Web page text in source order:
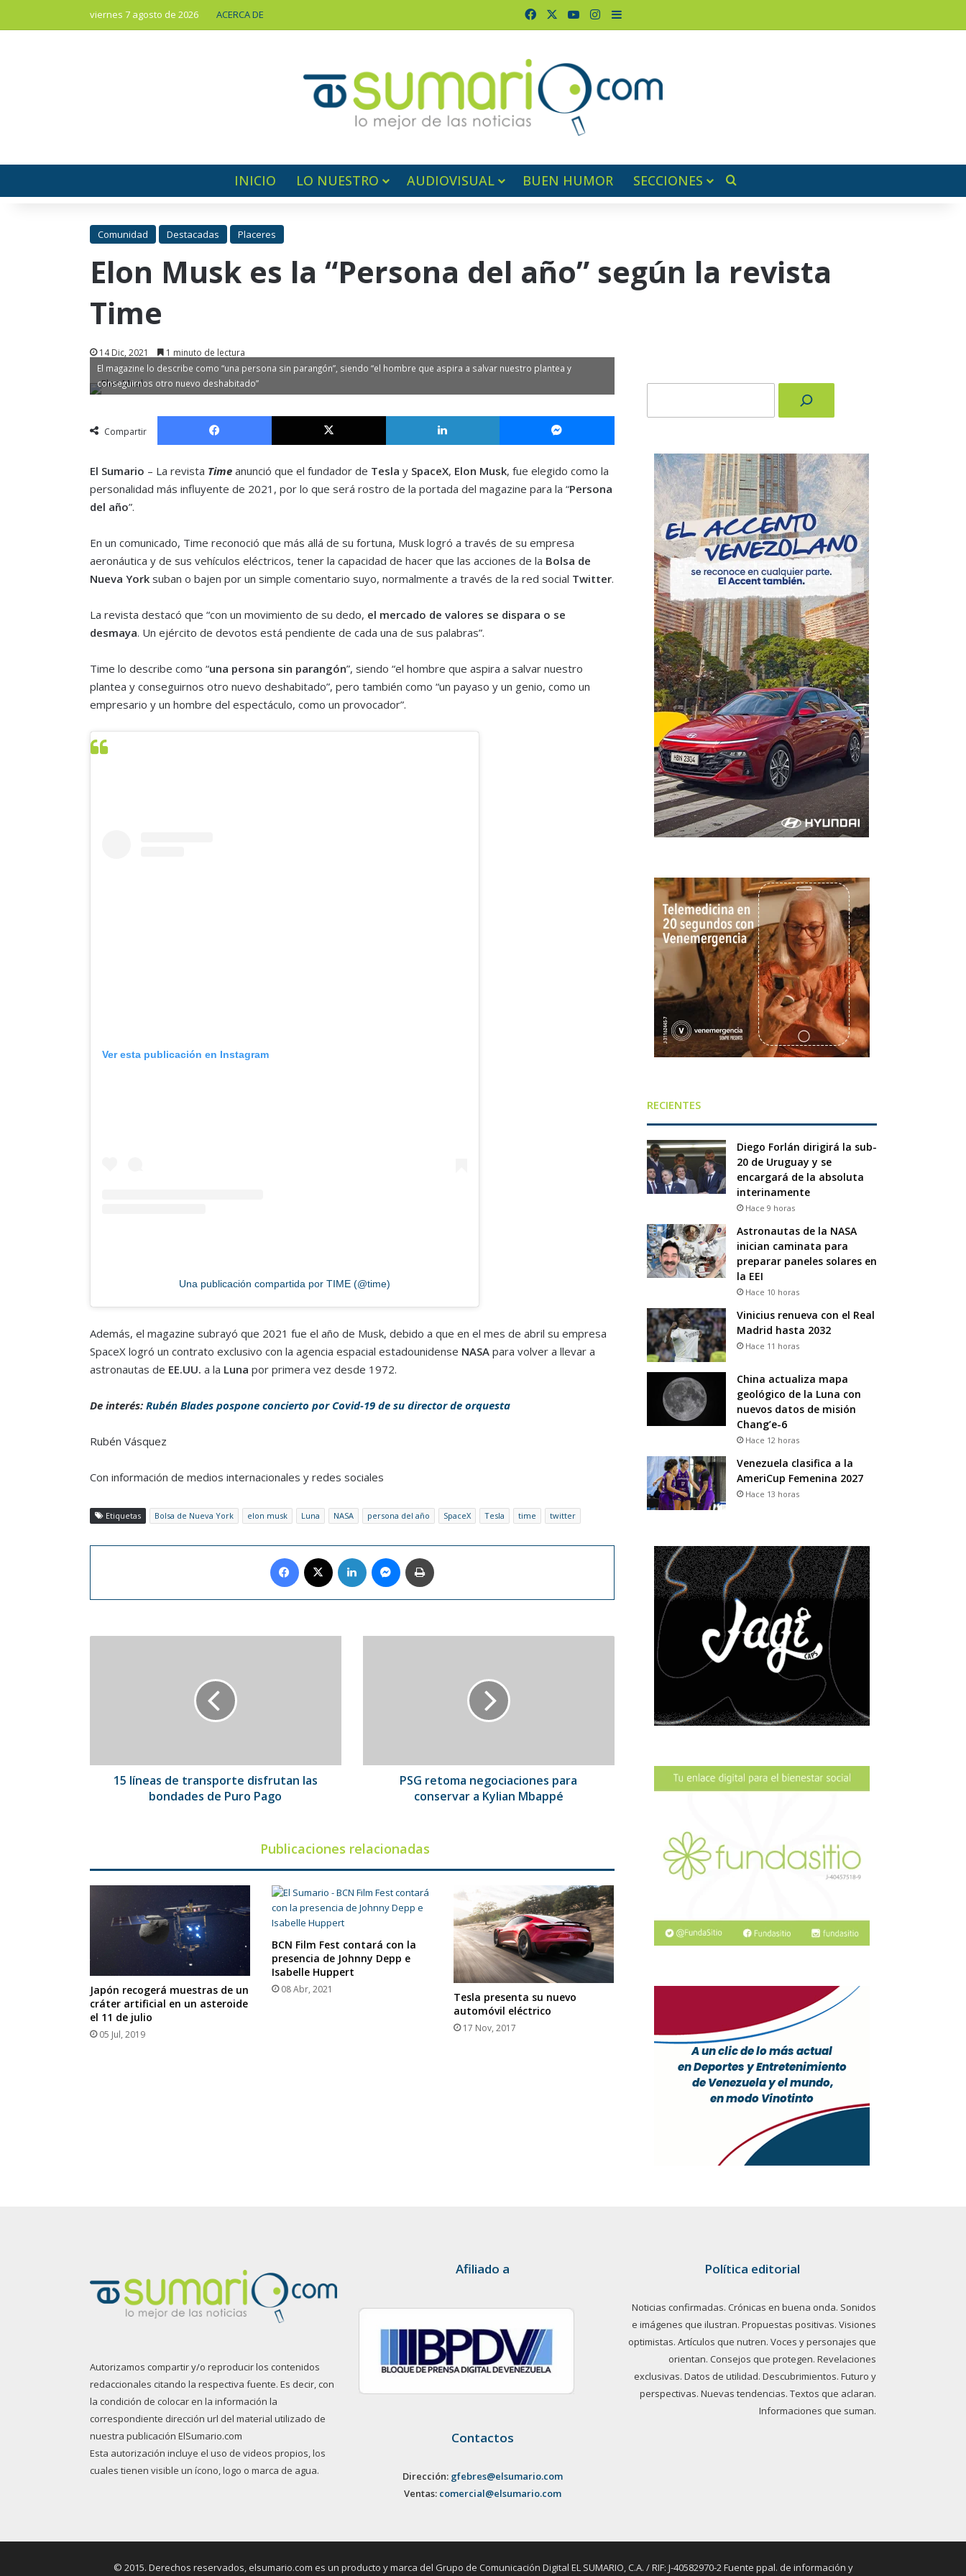
viernes 7 agosto de 2026 ACERCA DE FacebookYouTubeInstagram
Barra lateral
INICIO LO NUESTRO AUDIOVISUAL BUEN HUMOR SECCIONES
Comunidad Destacadas Placeres
Elon Musk es la “Persona del año” según la revista
Time
14 Dic, 2021 1 minuto de lectura
El magazine lo describe como “una persona sin parangón”, siendo “el hombre que aspira a salvar nuestro plantea y
conseguirnos otro nuevo deshabitado”
Compartir
Facebook X LinkedIn Messenger
El Sumario – La revista Timeanunció que el fundador de Tesla y SpaceX, Elon Musk, fue elegido como la
personalidad más influyente de 2021, por lo que será rostro de la portada del magazine para la “Persona
del año”.
En un comunicado, Time reconoció que más allá de su fortuna, Musk logró a través de su empresa
aeronáutica y de sus vehículos eléctricos, tener la capacidad de hacer que las acciones de la Bolsa de
Nueva Yorksuban o bajen por un simple comentario suyo, normalmente a través de la red social Twitter.
La revista destacó que “con un movimiento de su dedo, el mercado de valores se dispara o se
desmaya. Un ejército de devotos está pendiente de cada una de sus palabras”.
Time lo describe como “una persona sin parangón”, siendo “el hombre que aspira a salvar nuestro
plantea y conseguirnos otro nuevo deshabitado”, pero también como “un payaso y un genio, como un
empresario y un hombre del espectáculo, como un provocador”.
Ver esta publicación en Instagram
Una publicación compartida por TIME (@time)
Además, el magazine subrayó que 2021 fue el año de Musk, debido a que en el mes de abril su empresa
SpaceX logró un contrato exclusivo con la agencia espacial estadounidense NASApara volver a llevar a
astronautas de EE.UU. a la Luna por primera vez desde 1972.
De interés: Rubén Blades pospone concierto por Covid-19 de su director de orquesta
Rubén Vásquez
Con información de medios internacionales y redes sociales
Etiquetas Bolsa de Nueva York elon musk Luna NASA persona del año SpaceX Tesla time twitter
Facebook LinkedIn Messenger
Puro
15 líneas de transporte disfrutan las
bondades de Puro Pago
PSG retoma negociaciones para
conservar a Kylian Mbappé
Publicaciones relacionadas
Japón recogerá muestras de un
cráter artificial en un asteroide
el 11 de julio
05 Jul, 2019
BCN Film Fest contará con la
presencia de Johnny Depp e
Isabelle Huppert
08 Abr, 2021
Tesla presenta su nuevo
automóvil eléctrico
17 Nov, 2017
RECIENTES
Diego Forlán dirigirá la sub-
20 de Uruguay y se
encargará de la absoluta
interinamente
Hace 9 horas
Astronautas de la NASA
inician caminata para
preparar paneles solares en
la EEI
Hace 10 horas
Vinicius renueva con el Real
Madrid hasta 2032
Hace 11 horas
China actualiza mapa
geológico de la Luna con
nuevos datos de misión
Chang’e-6
Hace 12 horas
Venezuela clasifica a la
AmeriCup Femenina 2027
Hace 13 horas
Autorizamos compartir y/o reproducir los contenidos
redaccionales citando la respectiva fuente. Es decir, con
la condición de colocar en la información la
correspondiente dirección url del material utilizado de
nuestra publicación ElSumario.com
Esta autorización incluye el uso de videos propios, los
cuales tienen visible un ícono, logo o marca de agua.
Afiliado a
Contactos
Dirección: gfebres@elsumario.com
Ventas: comercial@elsumario.com
Política editorial
Noticias confirmadas. Crónicas en buena onda. Sonidos
e imágenes que ilustran. Propuestas positivas. Visiones
optimistas. Artículos que nutren. Voces y personajes que
orientan. Consejos que protegen. Revelaciones
exclusivas. Datos de utilidad. Descubrimientos. Futuro y
perspectivas. Nuevas tendencias. Textos que aclaran.
Informaciones que suman.
© 2015. Derechos reservados, elsumario.com es un producto y marca del Grupo de Comunicación Digital EL SUMARIO, C.A. / RIF: J-40582970-2 Fuente ppal. de información y